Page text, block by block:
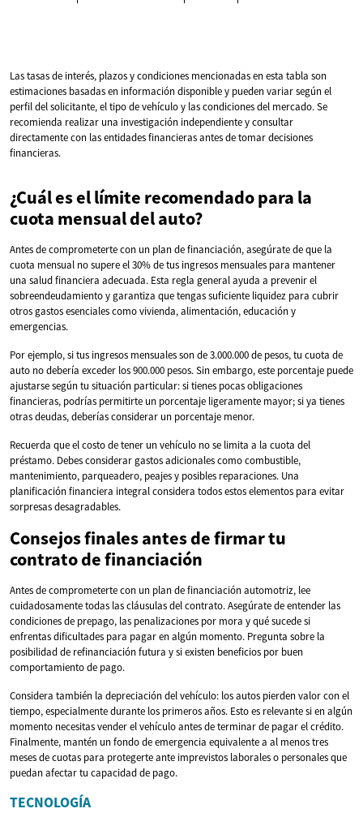
Las tasas de interés, plazos y condiciones mencionadas en esta tabla son
estimaciones basadas en información disponible y pueden variar según el
perfil del solicitante, el tipo de vehículo y las condiciones del mercado. Se
recomienda realizar una investigación independiente y consultar
directamente con las entidades financieras antes de tomar decisiones
financieras.
¿Cuál es el límite recomendado para la
cuota mensual del auto?
Antes de comprometerte con un plan de financiación, asegúrate de que la
cuota mensual no supere el 30% de tus ingresos mensuales para mantener
una salud financiera adecuada. Esta regla general ayuda a prevenir el
sobreendeudamiento y garantiza que tengas suficiente liquidez para cubrir
otros gastos esenciales como vivienda, alimentación, educación y
emergencias.
Por ejemplo, si tus ingresos mensuales son de 3.000.000 de pesos, tu cuota de
auto no debería exceder los 900.000 pesos. Sin embargo, este porcentaje puede
ajustarse según tu situación particular: si tienes pocas obligaciones
financieras, podrías permitirte un porcentaje ligeramente mayor; si ya tienes
otras deudas, deberías considerar un porcentaje menor.
Recuerda que el costo de tener un vehículo no se limita a la cuota del
préstamo. Debes considerar gastos adicionales como combustible,
mantenimiento, parqueadero, peajes y posibles reparaciones. Una
planificación financiera integral considera todos estos elementos para evitar
sorpresas desagradables.
Consejos finales antes de firmar tu
contrato de financiación
Antes de comprometerte con un plan de financiación automotriz, lee
cuidadosamente todas las cláusulas del contrato. Asegúrate de entender las
condiciones de prepago, las penalizaciones por mora y qué sucede si
enfrentas dificultades para pagar en algún momento. Pregunta sobre la
posibilidad de refinanciación futura y si existen beneficios por buen
comportamiento de pago.
Considera también la depreciación del vehículo: los autos pierden valor con el
tiempo, especialmente durante los primeros años. Esto es relevante si en algún
momento necesitas vender el vehículo antes de terminar de pagar el crédito.
Finalmente, mantén un fondo de emergencia equivalente a al menos tres
meses de cuotas para protegerte ante imprevistos laborales o personales que
puedan afectar tu capacidad de pago.
TECNOLOGÍA